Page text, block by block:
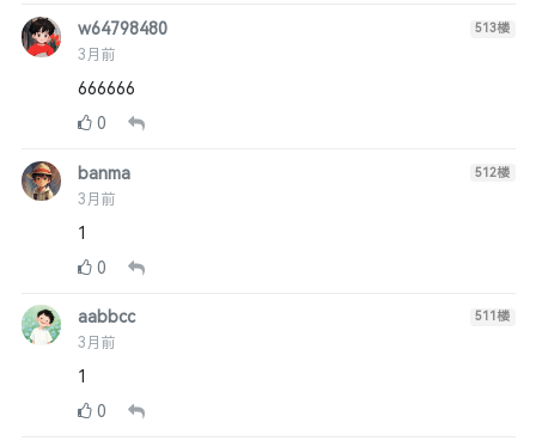
w64798480
3月前
513楼
666666
0
banma
3月前
512楼
1
0
aabbcc
3月前
511楼
1
0